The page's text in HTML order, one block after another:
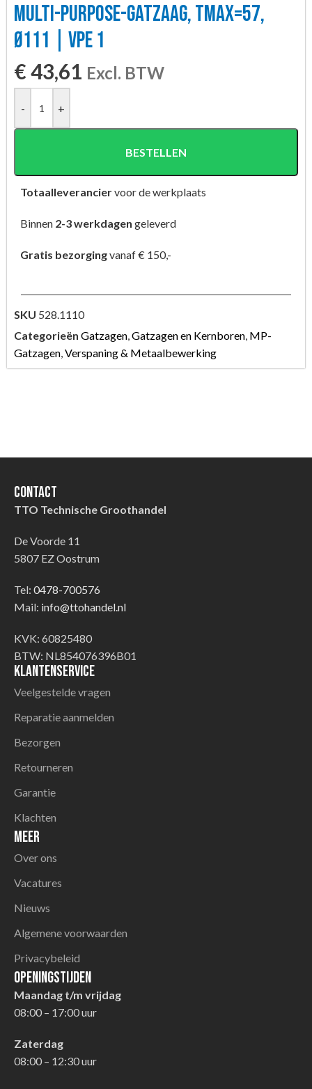
MULTI-PURPOSE-GATZAAG, TMAX=57,
Ø111 | VPE 1
€43,61 Excl. BTW
- +
BESTELLEN
Totaalleveranciervoor de werkplaats
Binnen 2-3 werkdagen geleverd
Gratis bezorgingvanaf € 150,-
SKU 528.1110
Categorieën Gatzagen,Gatzagen en Kernboren, MP-
Gatzagen,Verspaning & Metaalbewerking
Contact
TTO Technische Groothandel
De Voorde 11
5807 EZ Oostrum
Tel: 0478-700576
Mail: info@ttohandel.nl
KVK: 60825480
BTW: NL854076396B01
Klantenservice
Veelgestelde vragen
Reparatie aanmelden
Bezorgen
Retourneren
Garantie
Klachten
Meer
Over ons
Vacatures
Nieuws
Algemene voorwaarden
Privacybeleid
Openingstijden
Maandag t/m vrijdag
08:00 – 17:00 uur
Zaterdag
08:00 – 12:30 uur